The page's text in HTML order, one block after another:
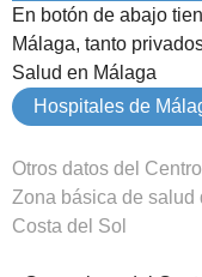
En botón de abajo
Málaga, tanto
Salud en Málaga
Hospitales de
Otros datos del
Zona básica de salud
Costa del Sol